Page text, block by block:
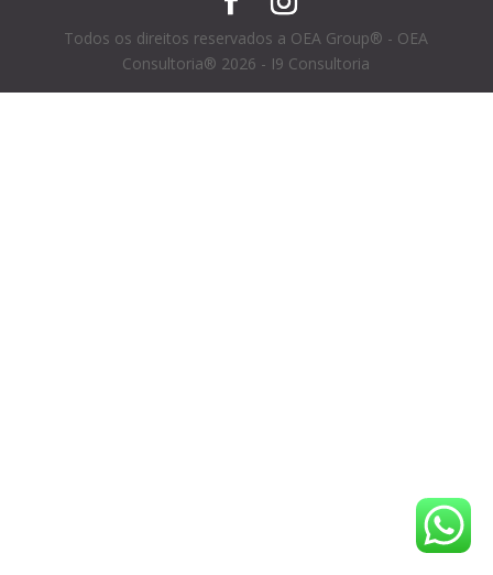
Todos os direitos reservados a OEA Group® - OEA
Consultoria® 2026 - I9 Consultoria